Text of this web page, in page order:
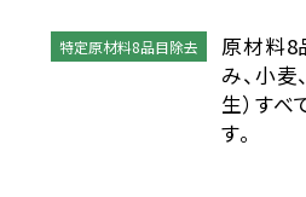
特定原材料8品目除去
原材料8
み、小麦
生）す
す。